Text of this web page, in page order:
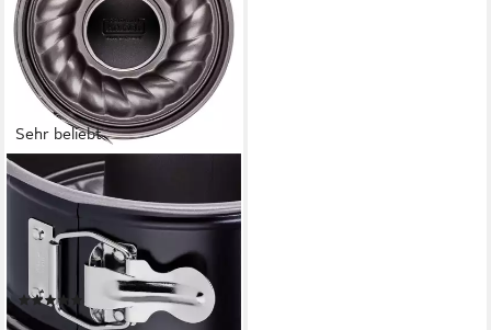
Sehr beliebt
KAISER BACKFORMEN
Springform Inspiration, (3-tlg),
Flachboden, Rohrboden, für
Torten/Rührkuchen/Gugelhupf,
(21)
19,96 € UVP27,99 €